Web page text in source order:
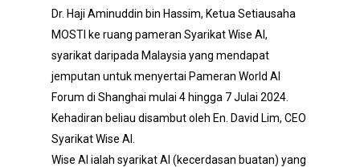
Dr. Haji Aminuddin bin Hassim, Ketua Setiausaha
MOSTI ke ruang pameran Syarikat Wise AI,
syarikat daripada Malaysia yang mendapat
jemputan untuk menyertai Pameran World AI
Forum di Shanghai mulai 4 hingga 7 Julai 2024.
Kehadiran beliau disambut oleh En. David Lim, CEO
Syarikat Wise AI.
Wise AI ialah syarikat AI (kecerdasan buatan) yang